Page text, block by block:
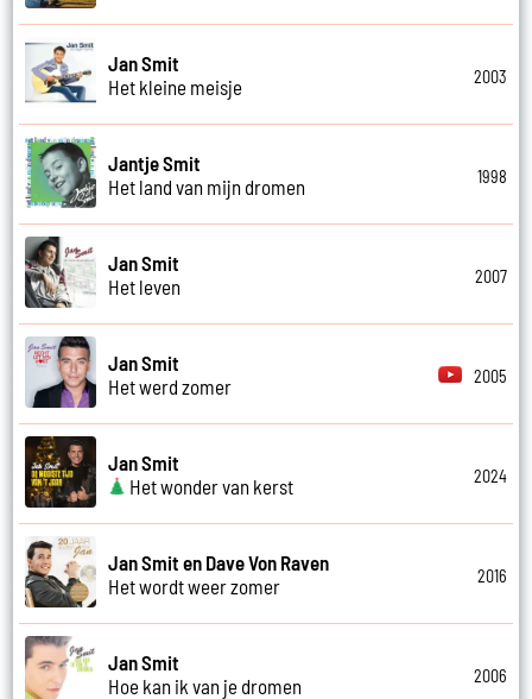
Jan Smit
Het kleine meisje
2003
Jantje Smit
Het land van mijn dromen
1998
Jan Smit
Het leven
2007
Jan Smit
Het werd zomer
2005
Jan Smit
Het wonder van kerst
2024
Jan Smit en Dave Von Raven
Het wordt weer zomer
2016
Jan Smit
Hoe kan ik van je dromen
2006